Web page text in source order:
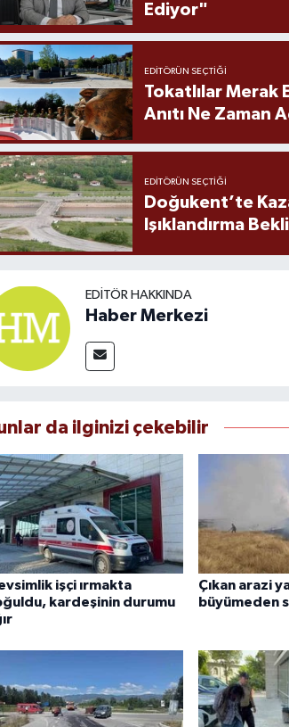
Ediyor"
EDITÖRÜN SEÇTIĞI
Tokatlılar Merak
Anıtı Ne Zaman
EDITÖRÜN SEÇTIĞI
Doğukent’te
Işıklandırma
EDITÖR HAKKINDA
Haber Merkezi
da ilginizi çekebilir
işçi ırmakta
kardeşinin durumu
Çıkan arazi
büyümeden